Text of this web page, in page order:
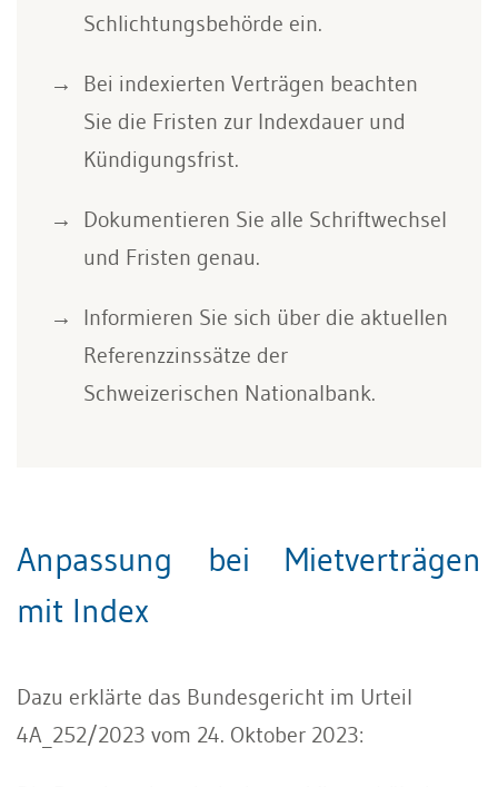
Schlichtungsbehörde ein.
Bei indexierten Verträgen beachten
Sie die Fristen zur Indexdauer und
Kündigungsfrist.
Dokumentieren Sie alle Schriftwechsel
und Fristen genau.
Informieren Sie sich über die aktuellen
Referenzzinssätze der
Schweizerischen Nationalbank.
Anpassung bei Mietverträgen
mit Index
Dazu erklärte das Bundesgericht im Urteil
4A_252/2023 vom 24. Oktober 2023: